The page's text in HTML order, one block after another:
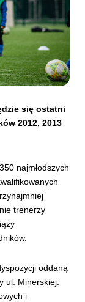
się ostatni
2012, 2013
najmłodszych
trenerzy
oddaną
ul. Minerskiej.
i